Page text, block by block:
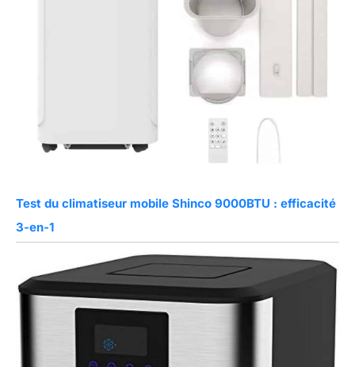
Test du climatiseur mobile Shinco 9000BTU : efficacité
3-en-1